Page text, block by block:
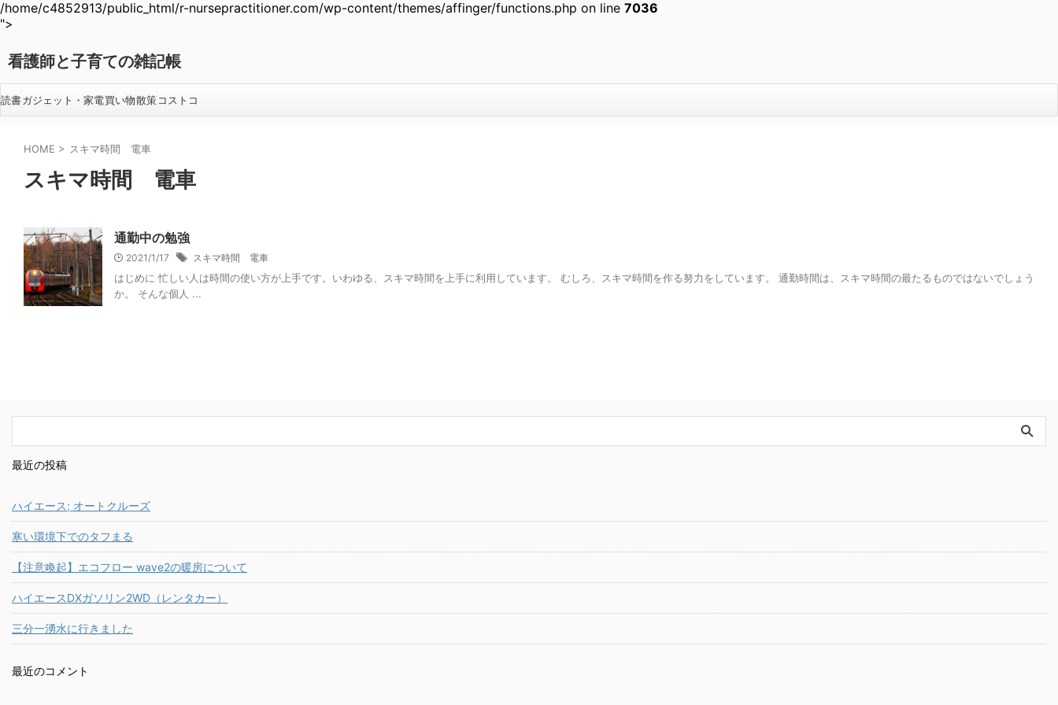
/home/c4852913/public_html/r-nursepractitioner.com/wp-content/themes/affinger/functions.php on line 7036
">
看護師と子育ての雑記帳
読書ガジェット・家電買い物散策コストコ
HOME > スキマ時間 電車
スキマ時間 電車
通勤中の勉強
2021/1/17 スキマ時間 電車
はじめに 忙しい人は時間の使い方が上手です。いわゆる、スキマ時間を上手に利用しています。 むしろ、スキマ時間を作る努力をしています。 通勤時間は、スキマ時間の最たるものではないでしょう
か。 そんな個人 ...
最近の投稿
ハイエース; オートクルーズ
寒い環境下でのタフまる
【注意喚起】エコフロー wave2の暖房について
ハイエースDXガソリン2WD（レンタカー）
三分一湧水に行きました
最近のコメント